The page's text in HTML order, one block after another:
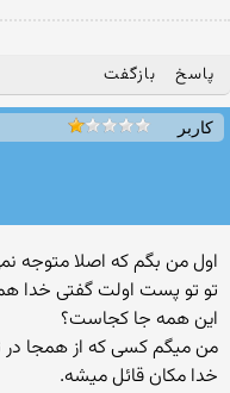
پاسخ بازگفت
کاربر
اول من بگم كه اصلا
تو تو پست اولت گفتی خدا
این همه جا كجاست؟
من میگم كسی كه از همجا در
خدا مكان قائل میشه.